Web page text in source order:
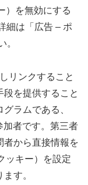
）を無効にする
細は「広告 – ポ
。
リンクすること
を提供すること
ラムである、
加者です。第三者
者から直接情報を
ッキー）を設定
す。